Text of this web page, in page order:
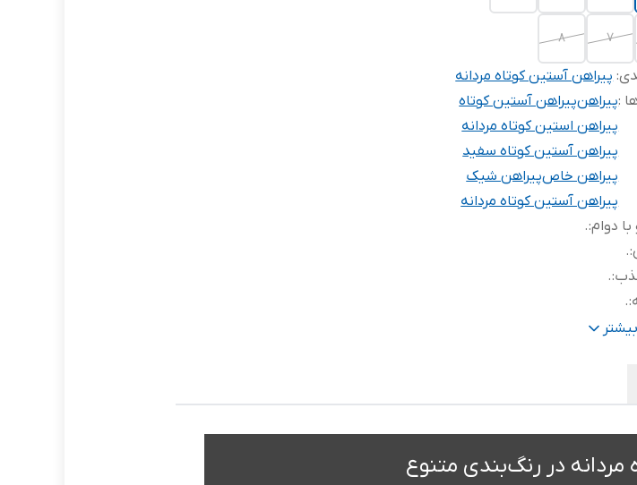
۷ ۸
:پیراهن آستین کوتاه مردانه
:پیراهنپیراهن آستین کوتاه
پیراهن استین کوتاه مردانه
پیراهن آستین کوتاه سفید
پیراهن خاصپیراهن شیک
پیراهن آستین کوتاه مردانه
دوام:
.
:
.
:
.
:
.
:
.
مردانه در رنگ‌بندی متنوع